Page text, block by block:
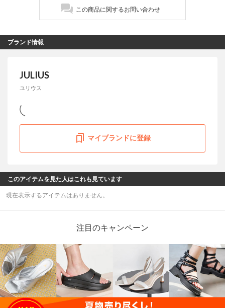
この商品に関するお問い合わせ
ブランド情報
JULIUS
ユリウス
マイブランドに登録
このアイテムを見た人はこれも見ています
現在表示するアイテムはありません。
注目のキャンペーン